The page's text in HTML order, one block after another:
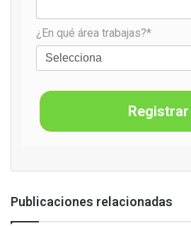
¿En qué área trabajas?*
Registrar
Publicaciones relacionadas